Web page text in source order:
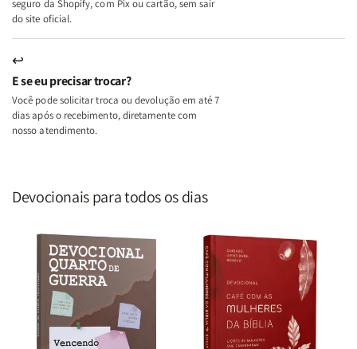
seguro da Shopify, com Pix ou cartão, sem sair
do site oficial.
↩
E se eu precisar trocar?
Você pode solicitar troca ou devolução em até 7
dias após o recebimento, diretamente com
nosso atendimento.
Devocionais para todos os dias